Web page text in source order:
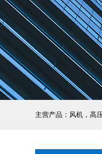
主营产品：风机，高